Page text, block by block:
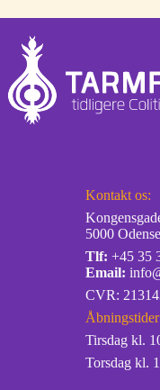
Kontakt os:
5000 Odense
Tlf: +45 35
Email:
CVR:
Tirsdag kl.
Torsdag kl.